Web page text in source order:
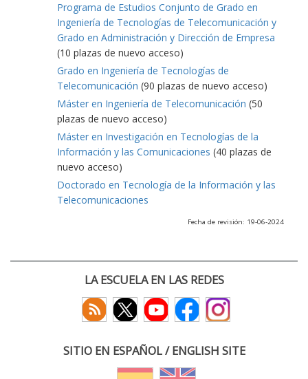
Programa de Estudios Conjunto de Grado en
Ingeniería de Tecnologías de Telecomunicación y
Grado en Administración y Dirección de Empresa
(10 plazas de nuevo acceso)
Grado en Ingeniería de Tecnologías de
Telecomunicación (90 plazas de nuevo acceso)
Máster en Ingeniería de Telecomunicación (50
plazas de nuevo acceso)
Máster en Investigación en Tecnologías de la
Información y las Comunicaciones (40 plazas de
nuevo acceso)
Doctorado en Tecnología de la Información y las
Telecomunicaciones
Fecha de revisión: 19-06-2024
LA ESCUELA EN LAS REDES
SITIO EN ESPAÑOL / ENGLISH SITE